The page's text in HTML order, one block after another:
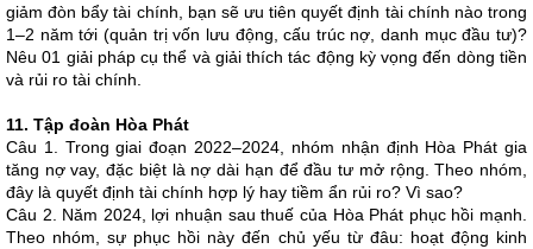
giảm đòn bẩy tài chính, bạn sẽ ưu tiên quyết định tài chính nào trong
1–2 năm tới (quản trị vốn lưu động, cấu trúc nợ, danh mục đầu tư)?
Nêu 01 giải pháp cụ thể và giải thích tác động kỳ vọng đến dòng tiền
và rủi ro tài chính.
11. Tập đoàn Hòa Phát
Câu 1. Trong giai đoạn 2022–2024, nhóm nhận định Hòa Phát gia
tăng nợ vay, đặc biệt là nợ dài hạn để đầu tư mở rộng. Theo nhóm,
đây là quyết định tài chính hợp lý hay tiềm ẩn rủi ro? Vì sao?
Câu 2. Năm 2024, lợi nhuận sau thuế của Hòa Phát phục hồi mạnh.
Theo nhóm, sự phục hồi này đến chủ yếu từ đâu: hoạt động kinh